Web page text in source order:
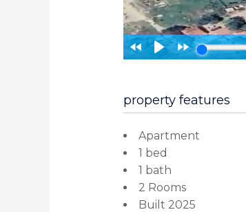
property features
Apartment
1 bed
1 bath
2 Rooms
Built 2025